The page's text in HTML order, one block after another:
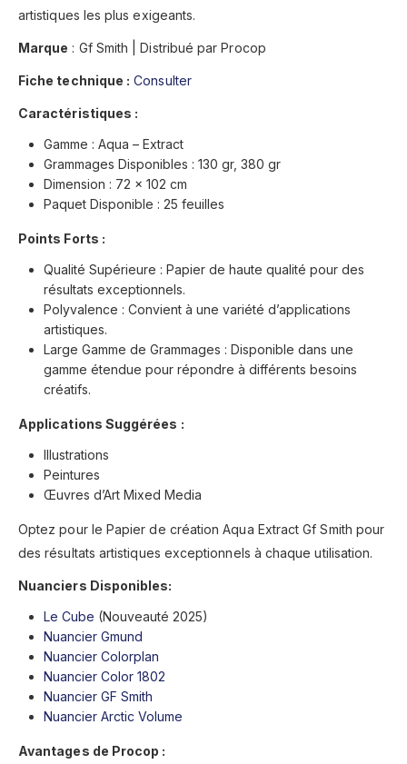
artistiques les plus exigeants.
Marque : Gf Smith | Distribué par Procop
Fiche technique : Consulter
Caractéristiques :
Gamme : Aqua – Extract
Grammages Disponibles : 130 gr, 380 gr
Dimension : 72 x 102 cm
Paquet Disponible : 25 feuilles
Points Forts :
Qualité Supérieure : Papier de haute qualité pour des
résultats exceptionnels.
Polyvalence : Convient à une variété d’applications
artistiques.
Large Gamme de Grammages : Disponible dans une
gamme étendue pour répondre à différents besoins
créatifs.
Applications Suggérées :
Illustrations
Peintures
Œuvres d’Art Mixed Media
Optez pour le Papier de création Aqua Extract Gf Smith pour
des résultats artistiques exceptionnels à chaque utilisation.
Nuanciers Disponibles:
Le Cube (Nouveauté 2025)
Nuancier Gmund
Nuancier Colorplan
Nuancier Color 1802
Nuancier GF Smith
Nuancier Arctic Volume
Avantages de Procop :